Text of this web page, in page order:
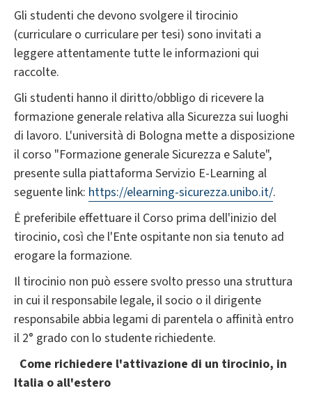
Gli studenti che devono svolgere il tirocinio
(curriculare o curriculare per tesi) sono invitati a
leggere attentamente tutte le informazioni qui
raccolte.
Gli studenti hanno il diritto/obbligo di ricevere la
formazione generale relativa alla Sicurezza sui luoghi
di lavoro. L'università di Bologna mette a disposizione
il corso "Formazione generale Sicurezza e Salute",
presente sulla piattaforma Servizio E-Learning al
seguente link: https://elearning-sicurezza.unibo.it/.
Ė preferibile effettuare il Corso prima dell'inizio del
tirocinio, così che l'Ente ospitante non sia tenuto ad
erogare la formazione.
Il tirocinio non può essere svolto presso una struttura
in cui il responsabile legale, il socio o il dirigente
responsabile abbia legami di parentela o affinità entro
il 2° grado con lo studente richiedente.
Come richiedere l'attivazione di un tirocinio, in
Italia o all'estero